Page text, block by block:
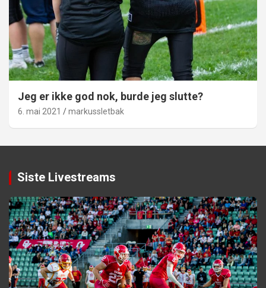
Jeg er ikke god nok, burde jeg slutte?
6. mai 2021 markussletbak
Siste Livestreams